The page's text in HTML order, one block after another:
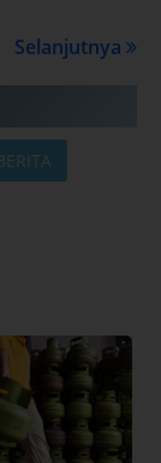
Selanjutnya